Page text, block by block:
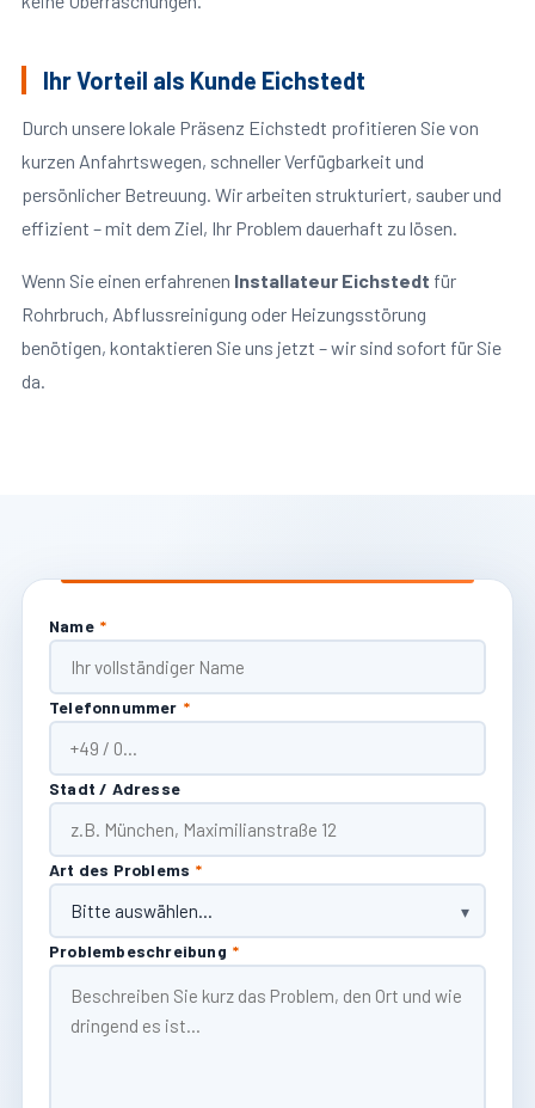
Ihr Vorteil als Kunde Eichstedt
Durch unsere lokale Präsenz Eichstedt profitieren Sie von
kurzen Anfahrtswegen, schneller Verfügbarkeit und
persönlicher Betreuung. Wir arbeiten strukturiert, sauber und
effizient – mit dem Ziel, Ihr Problem dauerhaft zu lösen.
Wenn Sie einen erfahrenen Installateur Eichstedt für
Rohrbruch, Abflussreinigung oder Heizungsstörung
benötigen, kontaktieren Sie uns jetzt – wir sind sofort für Sie
da.
Name *
Telefonnummer *
Stadt / Adresse
Art des Problems *
Problembeschreibung *